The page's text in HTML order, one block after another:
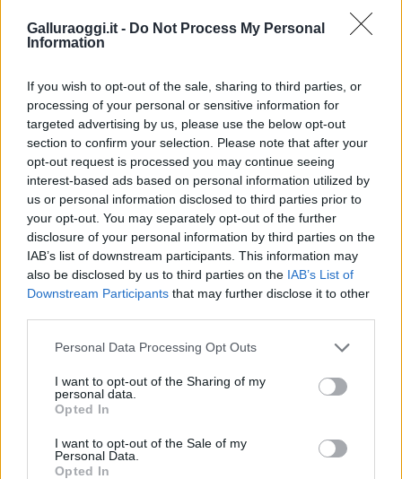
Galluraoggi.it - Do Not Process My Personal
Information
If you wish to opt-out of the sale, sharing to third parties, or
processing of your personal or sensitive information for
targeted advertising by us, please use the below opt-out
section to confirm your selection. Please note that after your
opt-out request is processed you may continue seeing
interest-based ads based on personal information utilized by
us or personal information disclosed to third parties prior to
your opt-out. You may separately opt-out of the further
disclosure of your personal information by third parties on the
IAB’s list of downstream participants. This information may
also be disclosed by us to third parties on the IAB’s List of
Downstream Participants that may further disclose it to other
Please note that this website/app uses one or more Google
not limited to your visit or usage behaviour. You may click to
grant or deny consent to Google and its third-party tags to
use your data for below specified purposes in below Google
consent section.
Personal Data Processing Opt Outs
I want to opt-out of the Sharing of my
personal data.
Opted In
I want to opt-out of the Sale of my
Personal Data.
Opted In
daGoogle News
Condividi l'articolo
F
a
ce
b
o
o
k
T
w
it
te
r
Pi
n
te
re
st
W
h
at
s
A
p
p
S
h
a
re
Articolo precedente
Prossimo articolo
“Sul filo del discorso”: sold out ad Olbia per il
reading su Atzeni